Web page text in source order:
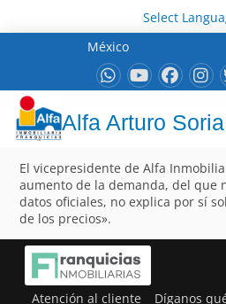
Select
México
Alfa Arturo Soria
El vicepresidente de Alfa
aumento de la demanda, del que
datos oficiales, no explica por sí
de los precios».
Atención al cliente Díganos